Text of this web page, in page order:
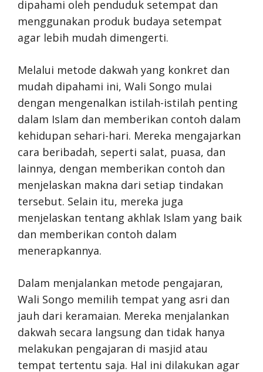
dipahami oleh penduduk setempat dan
menggunakan produk budaya setempat
agar lebih mudah dimengerti.
Melalui metode dakwah yang konkret dan
mudah dipahami ini, Wali Songo mulai
dengan mengenalkan istilah-istilah penting
dalam Islam dan memberikan contoh dalam
kehidupan sehari-hari. Mereka mengajarkan
cara beribadah, seperti salat, puasa, dan
lainnya, dengan memberikan contoh dan
menjelaskan makna dari setiap tindakan
tersebut. Selain itu, mereka juga
menjelaskan tentang akhlak Islam yang baik
dan memberikan contoh dalam
menerapkannya.
Dalam menjalankan metode pengajaran,
Wali Songo memilih tempat yang asri dan
jauh dari keramaian. Mereka menjalankan
dakwah secara langsung dan tidak hanya
melakukan pengajaran di masjid atau
tempat tertentu saja. Hal ini dilakukan agar